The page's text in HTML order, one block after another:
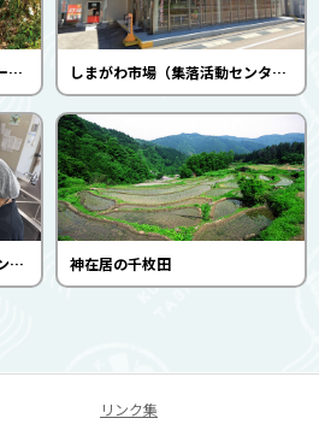
森林セラピーガイド付きウォーキング（久保谷セラピーロード）（松原まろうど会） しまがわ市場（集落活動センター四万川）
キムチ作り体験（チムジルバン・レストラン鷹取） 神在居の千枚田
リンク集